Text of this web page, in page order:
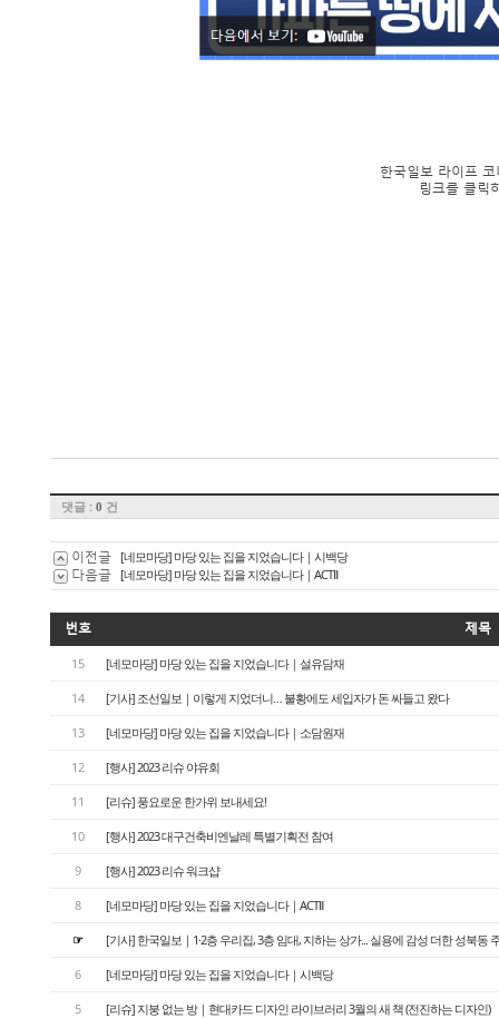
한국일보 라이프
링크를 클릭
댓글 : 0 건
이전글 [네모마당] 마당 있는 집을 지었습니다｜시백당
다음글 [네모마당] 마당 있는 집을 지었습니다｜ACTⅡ
번호 제목
15 [네모마당] 마당 있는 집을 지었습니다｜설유담재
14 [기사] 조선일보｜이렇게 지었더니… 불황에도 세입자가 돈 싸들고 왔다
13 [네모마당] 마당 있는 집을 지었습니다｜소담원재
12 [행사] 2023 리슈 야유회
11 [리슈] 풍요로운 한가위 보내세요!
10 [행사] 2023 대구건축비엔날레 특별기획전 참여
9 [행사] 2023 리슈 워크샵
8 [네모마당] 마당 있는 집을 지었습니다｜ACTⅡ
☞ [기사] 한국일보｜1·2층 우리집, 3층 임대, 지하는 상가... 실용에 감성 더한 성북동
6 [네모마당] 마당 있는 집을 지었습니다｜시백당
5 [리슈] 지붕 없는 방｜현대카드 디자인 라이브러리 3월의 새 책 (전진하는 디자인)